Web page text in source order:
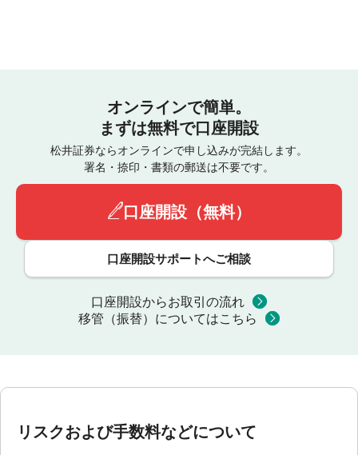
オンラインで簡単。
まずは無料で口座開設
松井証券ならオンラインで申し込みが完結します。
署名・捺印・書類の郵送は不要です。
口座開設（無料）
口座開設サポートへご相談
口座開設からお取引の流れ
移管（振替）についてはこちら
リスクおよび手数料などについて